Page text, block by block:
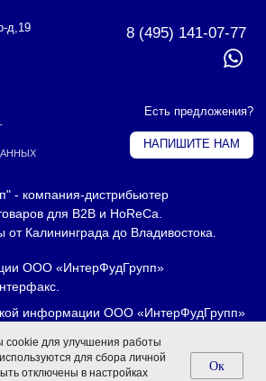
для улучшения работы
для сбора личной
отключены в настройках
Oк